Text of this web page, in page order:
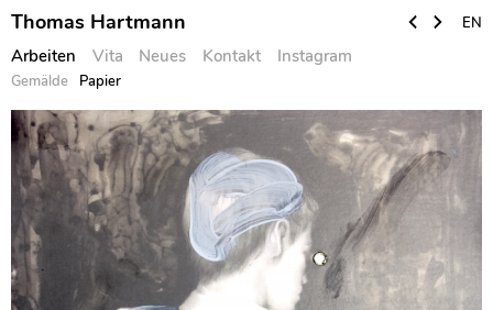
Skip
to
content
Thomas Hartmann
Arbeiten
Gemälde Papier
Vita Neues Kontakt Instagram
EN